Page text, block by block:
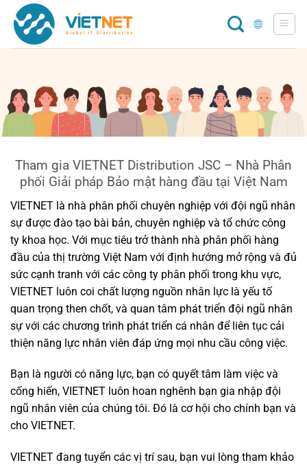
Chuyển
đến
Tham gia VIETNET Distribution JSC – Nhà Phân
phối Giải pháp Bảo mật hàng đầu tại Việt Nam
VIETNET là nhà phân phối chuyên nghiệp với đội ngũ nhân
sự được đào tạo bài bản, chuyên nghiệp và tổ chức công
ty khoa học. Với mục tiêu trở thành nhà phân phối hàng
đầu của thị trường Việt Nam với định hướng mở rộng và đủ
sức cạnh tranh với các công ty phân phối trong khu vực,
VIETNET luôn coi chất lượng nguồn nhân lực là yếu tố
quan trọng then chốt, và quan tâm phát triển đội ngũ nhân
sự với các chương trình phát triển cá nhân để liên tục cải
thiện năng lực nhân viên đáp ứng mọi nhu cầu công việc.
Bạn là người có năng lực, bạn có quyết tâm làm việc và
cống hiến, VIETNET luôn hoan nghênh bạn gia nhập đội
ngũ nhân viên của chúng tôi. Đó là cơ hội cho chính bạn và
cho VIETNET.
VIETNET đang tuyển các vị trí sau, bạn vui lòng tham khảo